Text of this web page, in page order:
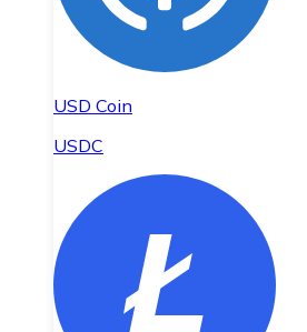
USD Coin
USDC